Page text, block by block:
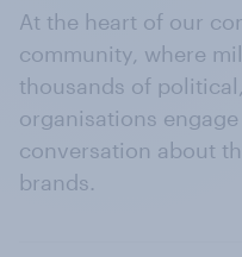
At the heart of our
community, where
thousands of
organisations
conversation about
brands.